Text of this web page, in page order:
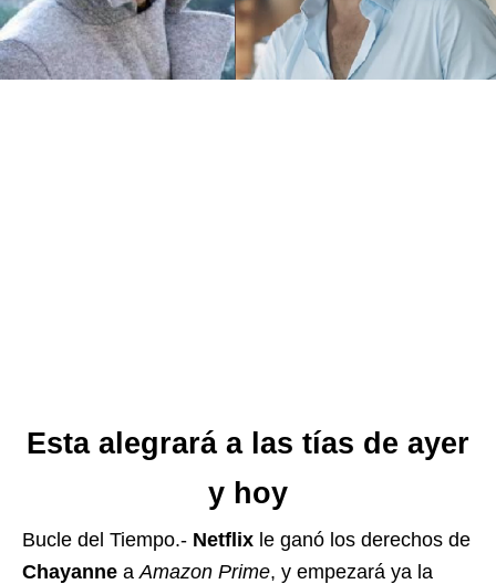
Esta alegrará a las tías de ayer
y hoy
Bucle del Tiempo.- Netflix le ganó los derechos de
Chayanne aAmazon Prime, y empezará ya la